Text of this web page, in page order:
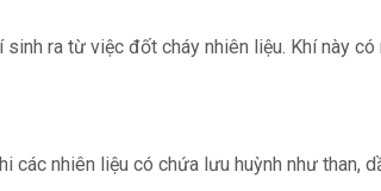
ra từ việc đốt cháy nhiên liệu. Khí này
các nhiên liệu có chứa lưu huỳnh như than,